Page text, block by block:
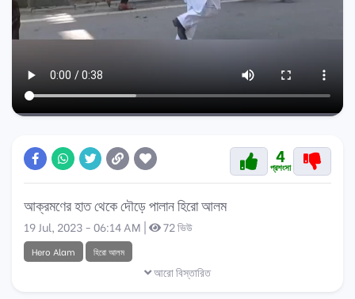
4
প্রশংসা
আক্রমণের হাত থেকে দৌড়ে পালান হিরো আলম
19 Jul, 2023 - 06:14 AM | 72 ভিউ
Hero Alam হিরো আলম
আরো বিস্তারিত